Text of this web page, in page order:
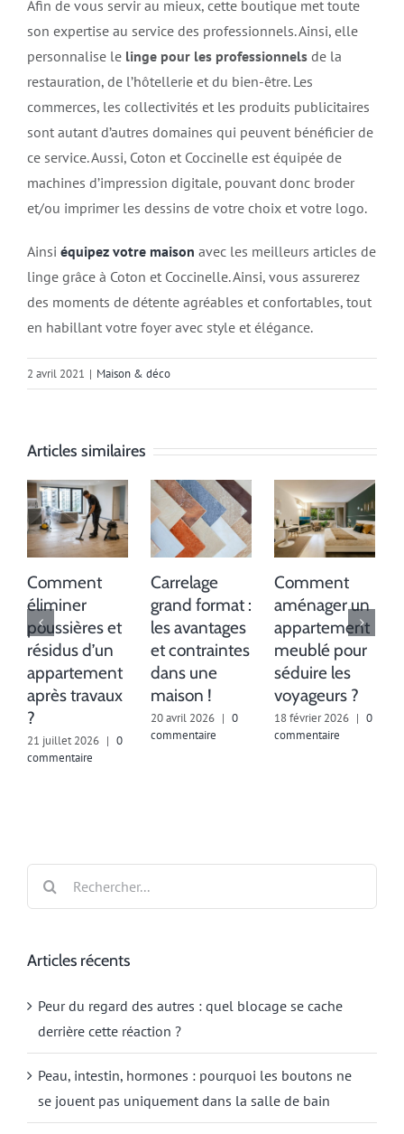
Afin de vous servir au mieux, cette boutique met toute
son expertise au service des professionnels. Ainsi, elle
personnalise le linge pour les professionnels de la
restauration, de l’hôtellerie et du bien-être. Les
commerces, les collectivités et les produits publicitaires
sont autant d’autres domaines qui peuvent bénéficier de
ce service. Aussi, Coton et Coccinelle est équipée de
machines d’impression digitale, pouvant donc broder
et/ou imprimer les dessins de votre choix et votre logo.
Ainsi équipez votre maison avec les meilleurs articles de
linge grâce à Coton et Coccinelle. Ainsi, vous assurerez
des moments de détente agréables et confortables, tout
en habillant votre foyer avec style et élégance.
2 avril 2021 | Maison & déco
Articles similaires
Comment
éliminer
poussières et
résidus d’un
appartement
après travaux
?
21 juillet 2026 | 0
commentaire
Carrelage
grand format :
les avantages
et contraintes
dans une
maison !
20 avril 2026 | 0
commentaire
Comment
aménager un
appartement
meublé pour
séduire les
voyageurs ?
18 février 2026 | 0
commentaire
Articles récents
Peur du regard des autres : quel blocage se cache
derrière cette réaction ?
Peau, intestin, hormones : pourquoi les boutons ne
se jouent pas uniquement dans la salle de bain